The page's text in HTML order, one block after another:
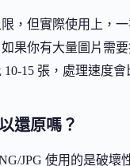
，但實際使用上，一
果你有大量圖片需要
15 張，處理速度會
還原嗎？
JPG 使用的是破壞